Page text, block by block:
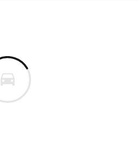
wissen, wenn Sie